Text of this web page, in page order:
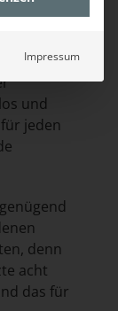
und
jeden
denn
acht
das für
Impressum